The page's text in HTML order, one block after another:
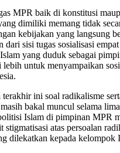
MPR baik di konstitusi
dimiliki memang tidak
kebijakan yang langsung
dari sisi tugas sosialisasi
yang duduk sebagai
untuk menyampaikan
ini soal radikalisme
bakal muncul selama
Islam di pimpinan MPR
stigmatisasi atas persoalan
dilekatkan kepada kelompok